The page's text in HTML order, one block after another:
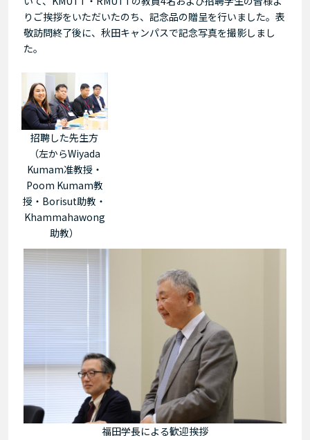
りご挨拶をいただいたのち、記念品の贈呈を行いました。表
敬訪問終了後に、秋田キャンパスで記念写真を撮影しまし
た。
招聘した先生方
（左からWiyada
Kumam准教授・
Poom Kumam教
授・Borisut助教・
Khammahawong
助教）
福田学長による歓迎挨拶